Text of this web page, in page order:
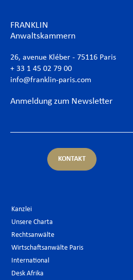
FRANKLIN
Anwaltskammern
26, avenue Kléber - 75116 Paris
+ 33 1 45 02 79 00
info@franklin-paris.com
Anmeldung zum Newsletter
KONTAKT
Kanzlei
Unsere Charta
Rechtsanwälte
Wirtschaftsanwälte Paris
International
Desk Afrika